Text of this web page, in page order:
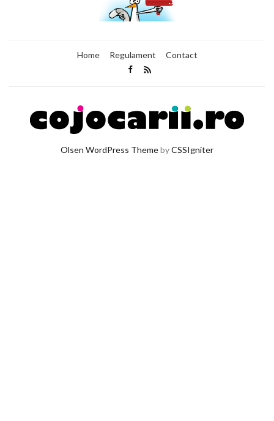
Home Regulament Contact
Olsen WordPress ThemebyCSSIgniter